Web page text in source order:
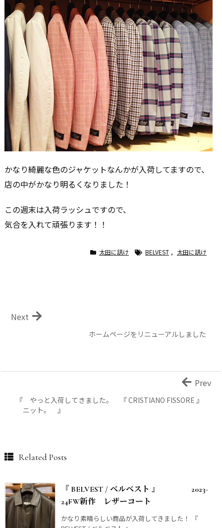
かなり綺麗な色のジャケットなんかが入荷してますので、
店の中がかなり明るくなりました！
この週末は入荷ラッシュですので、
気合を入れて頑張ります！！
太田に訊け BELVEST , 太田に訊け
ホームページをリニューアルしました
Next
『 やっと入荷してきました。 『 CRISTIANO FISSORE 』
ニット。 』
Prev
Related Posts
『 BELVEST / ベルベスト 』 2023-
24FW新作 レザーコート
かなり素晴らしい商品が入荷してきました！ 『